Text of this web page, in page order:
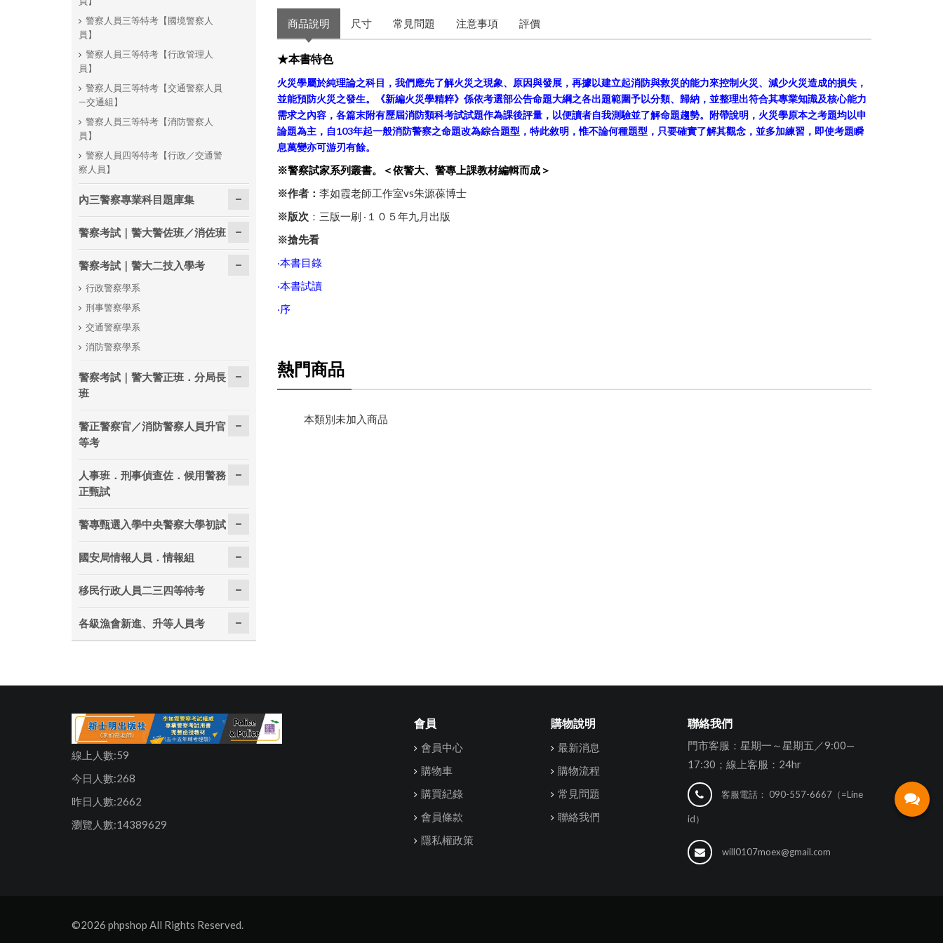
商品說明 尺寸 常見問題 注意事項 評價
★本書特色
火災學屬於純理論之科目，我們應先了解火災之現象、原因與發展，再據以建立起消防與救災的能力來控制火災、減少火災造成的損失，
並能預防火災之發生。《新編火災學精粹》係依考選部公告命題大綱之各出題範圍予以分類、歸納，並整理出符合其專業知識及核心能力
需求之內容，各篇末附有歷屆消防類科考試試題作為課後評量，以便讀者自我測驗並了解命題趨勢。附帶說明，火災學原本之考題均以申
論題為主，自103年起一般消防警察之命題改為綜合題型，特此敘明，惟不論何種題型，只要確實了解其觀念，並多加練習，即使考題瞬
息萬變亦可游刃有餘。
※警察試家系列叢書。＜依警大、警專上課教材編輯而成＞
※作者： 李如霞老師工作室vs朱源葆博士
※版次 ：三版一刷 ‧１０５年九月出版
※搶先看
‧本書目錄
‧本書試讀
‧序
熱門商品
本類別未加入商品
警察人員三等特考【國境警察人
員】
警察人員三等特考【行政管理人
員】
警察人員三等特考【交通警察人員
—交通組】
警察人員三等特考【消防警察人
員】
警察人員四等特考【行政／交通警
察人員】
內三警察專業科目題庫集
警察考試｜警大警佐班／消佐班
警察考試｜警大二技入學考
行政警察學系
刑事警察學系
交通警察學系
消防警察學系
警察考試｜警大警正班．分局長
班
警正警察官／消防警察人員升官
等考
人事班．刑事偵查佐．候用警務
正甄試
警專甄選入學中央警察大學初試
國安局情報人員．情報組
移民行政人員二三四等特考
各級漁會新進、升等人員考
線上人數:59
今日人數:268
昨日人數:2662
瀏覽人數:14389629
會員
會員中心
購物車
購買紀錄
會員條款
隱私權政策
購物說明
最新消息
購物流程
常見問題
聯絡我們
聯絡我們
門市客服：星期一～星期五／9:00—
17:30；線上客服：24hr
客服電話： 090-557-6667（=Line
id）
will0107moex@gmail.com
©2026 phpshop All Rights Reserved.